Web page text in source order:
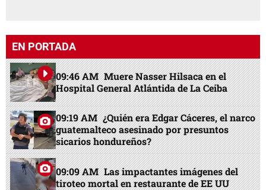
EN PORTADA
09:46 AM Muere Nasser Hilsaca en el
Hospital General Atlántida de La Ceiba
09:19 AM ¿Quién era Edgar Cáceres, el narco
guatemalteco asesinado por presuntos
sicarios hondureños?
09:09 AM Las impactantes imágenes del
tiroteo mortal en restaurante de EE UU